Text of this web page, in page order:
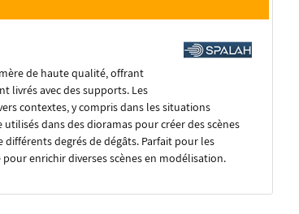
de haute qualité, offrant
livrés avec des supports. Les
contextes, y compris dans les situations
dans des dioramas pour créer des scènes
degrés de dégâts. Parfait pour les
enrichir diverses scènes en modélisation.